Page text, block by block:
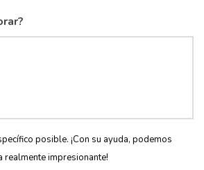
posible. ¡Con su ayuda, podemos
realmente impresionante!